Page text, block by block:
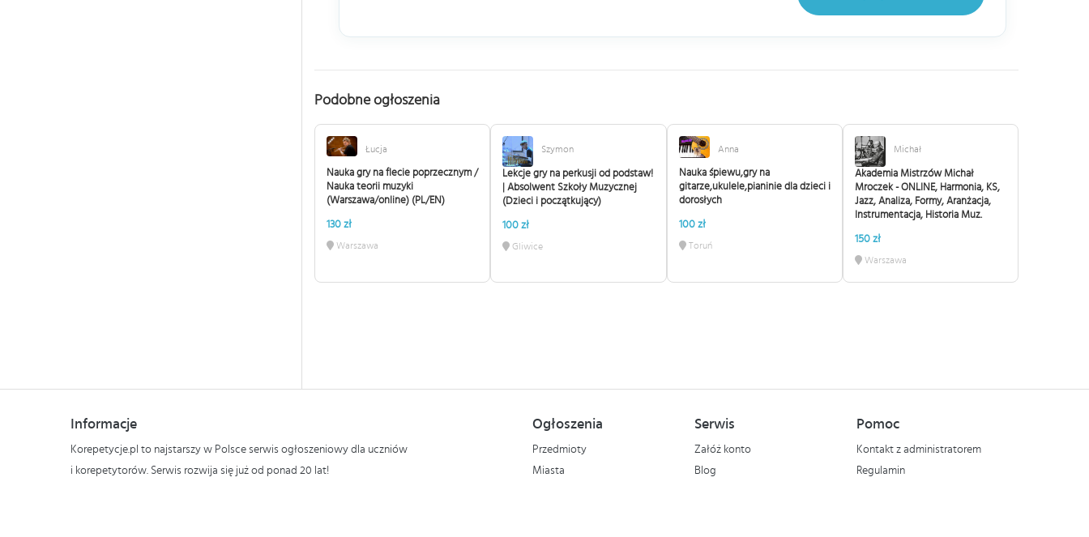
Podobne ogłoszenia
Łucja
Nauka gry na flecie poprzecznym /
Nauka teorii muzyki
(Warszawa/online) (PL/EN)
130 zł
Warszawa
Szymon
Lekcje gry na perkusji od podstaw!
| Absolwent Szkoły Muzycznej
(Dzieci i początkujący)
100 zł
Gliwice
Anna
Nauka śpiewu,gry na
gitarze,ukulele,pianinie dla dzieci i
dorosłych
100 zł
Toruń
Michał
Akademia Mistrzów Michał
Mroczek - ONLINE, Harmonia, KS,
Jazz, Analiza, Formy, Aranżacja,
Instrumentacja, Historia Muz.
150 zł
Warszawa
Informacje
Korepetycje.pl to najstarszy w Polsce serwis ogłoszeniowy dla uczniów
i korepetytorów. Serwis rozwija się już od ponad 20 lat!
Ogłoszenia
Przedmioty
Miasta
Serwis
Załóż konto
Blog
Pomoc
Kontakt z administratorem
Regulamin